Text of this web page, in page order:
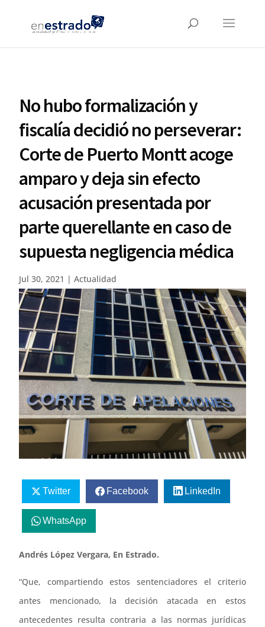
No hubo formalización y
fiscalía decidió no perseverar:
Corte de Puerto Montt acoge
amparo y deja sin efecto
acusación presentada por
parte querellante en caso de
supuesta negligencia médica
Jul 30, 2021 |Actualidad
Twitter Facebook LinkedIn
WhatsApp
Andrés López Vergara, En Estrado.
“Que, compartiendo estos sentenciadores el criterio
antes mencionado, la decisión atacada en estos
antecedentes resulta contraria a las normas jurídicas